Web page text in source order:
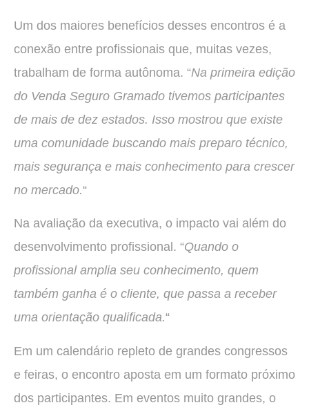
Um dos maiores benefícios desses encontros é a
conexão entre profissionais que, muitas vezes,
trabalham de forma autônoma. “Na primeira edição
do Venda Seguro Gramado tivemos participantes
de mais de dez estados. Isso mostrou que existe
uma comunidade buscando mais preparo técnico,
mais segurança e mais conhecimento para crescer
no mercado.“
Na avaliação da executiva, o impacto vai além do
desenvolvimento profissional. “Quando o
profissional amplia seu conhecimento, quem
também ganha é o cliente, que passa a receber
uma orientação qualificada.“
Em um calendário repleto de grandes congressos
e feiras, o encontro aposta em um formato próximo
dos participantes. Em eventos muito grandes, o